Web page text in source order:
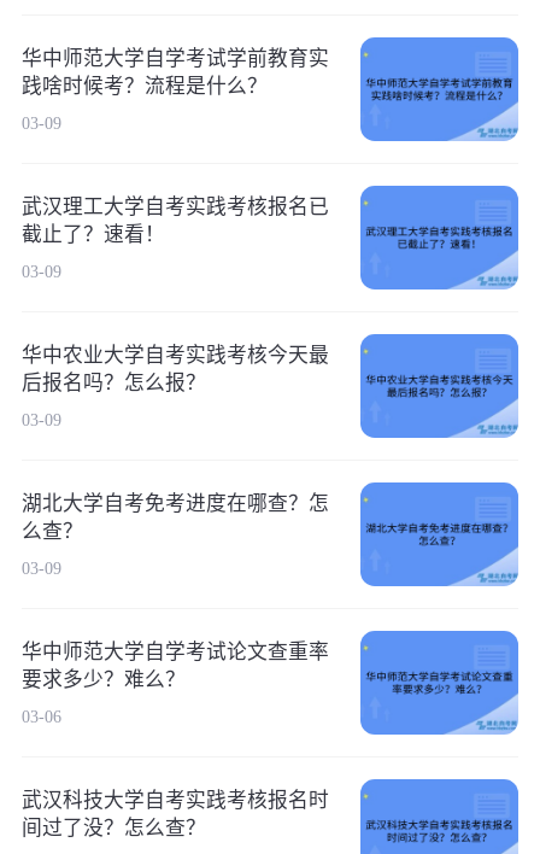
华中师范大学自学考试学前教育实
践啥时候考？流程是什么？
03-09
武汉理工大学自考实践考核报名已
截止了？速看！
03-09
华中农业大学自考实践考核今天最
后报名吗？怎么报？
03-09
湖北大学自考免考进度在哪查？怎
么查？
03-09
华中师范大学自学考试论文查重率
要求多少？难么？
03-06
武汉科技大学自考实践考核报名时
间过了没？怎么查？